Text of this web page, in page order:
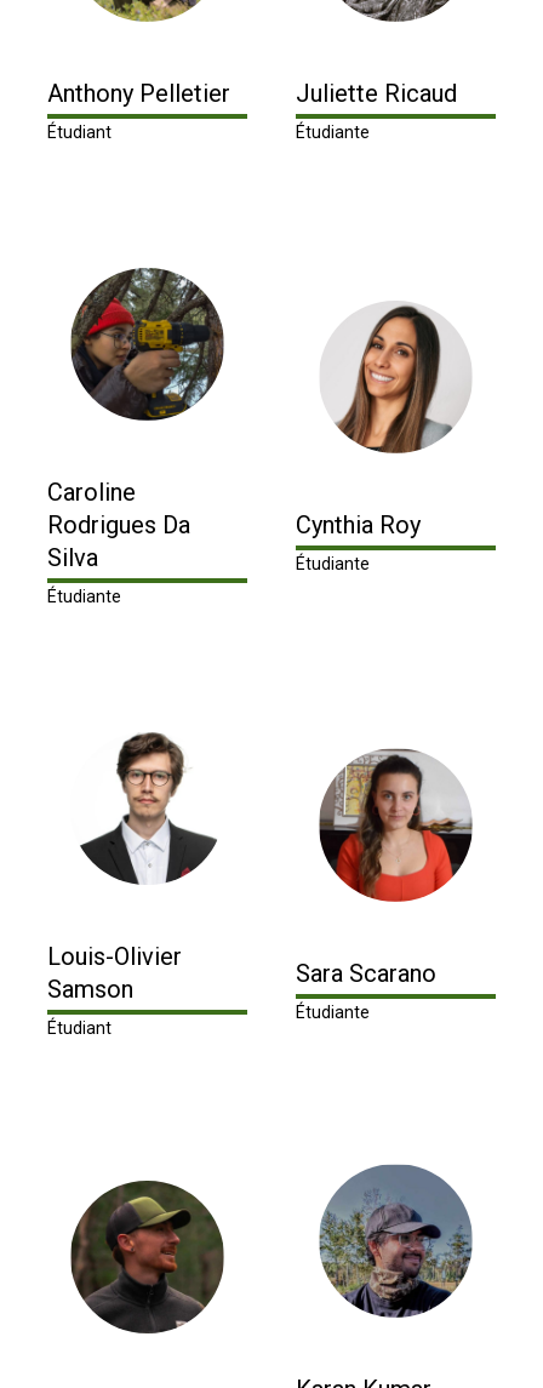
Anthony Pelletier
Étudiant
Juliette Ricaud
Étudiante
Caroline
Rodrigues Da
Silva
Étudiante
Cynthia Roy
Étudiante
Louis-Olivier
Samson
Étudiant
Sara Scarano
Étudiante